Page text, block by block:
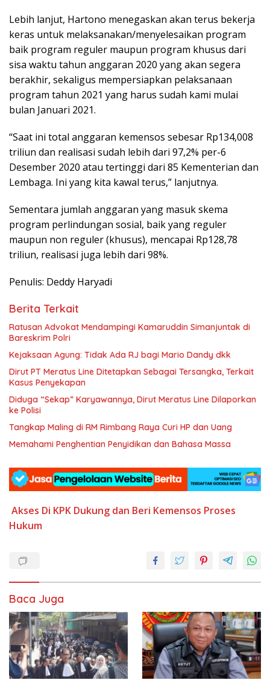
Lebih lanjut, Hartono menegaskan akan terus bekerja
keras untuk melaksanakan/menyelesaikan program
baik program reguler maupun program khusus dari
sisa waktu tahun anggaran 2020 yang akan segera
berakhir, sekaligus mempersiapkan pelaksanaan
program tahun 2021 yang harus sudah kami mulai
bulan Januari 2021.
“Saat ini total anggaran kemensos sebesar Rp134,008
triliun dan realisasi sudah lebih dari 97,2% per-6
Desember 2020 atau tertinggi dari 85 Kementerian dan
Lembaga. Ini yang kita kawal terus,” lanjutnya.
Sementara jumlah anggaran yang masuk skema
program perlindungan sosial, baik yang reguler
maupun non reguler (khusus), mencapai Rp128,78
triliun, realisasi juga lebih dari 98%.
Penulis: Deddy Haryadi
Berita Terkait
Ratusan Advokat Mendampingi Kamaruddin Simanjuntak di
Bareskrim Polri
Kejaksaan Agung: Tidak Ada RJ bagi Mario Dandy dkk
Dirut PT Meratus Line Ditetapkan Sebagai Tersangka, Terkait
Kasus Penyekapan
Diduga “Sekap” Karyawannya, Dirut Meratus Line Dilaporkan
ke Polisi
Tangkap Maling di RM Rimbang Raya Curi HP dan Uang
Memahami Penghentian Penyidikan dan Bahasa Massa
Akses Di KPK Dukung dan Beri Kemensos Proses
Hukum
Baca Juga